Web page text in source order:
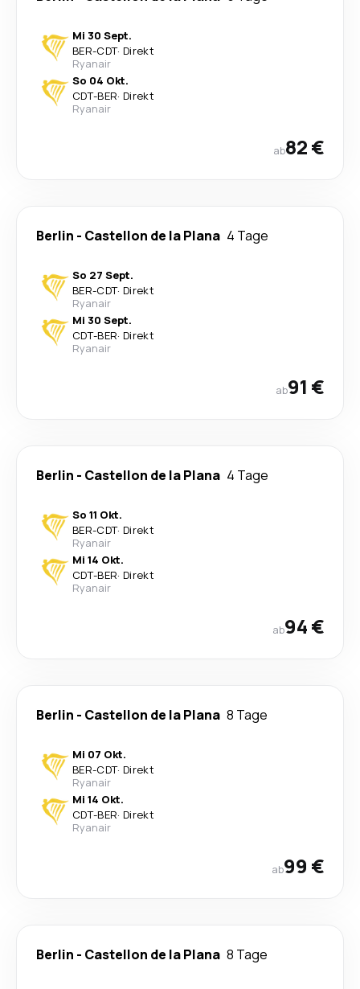
Mi 30 Sept.
BER-CDT· Direkt
Ryanair
So 04 Okt.
CDT-BER· Direkt
Ryanair
ab82 €
Berlin - Castellon de la Plana 4 Tage
So 27 Sept.
BER-CDT· Direkt
Ryanair
Mi 30 Sept.
CDT-BER· Direkt
Ryanair
ab91 €
Berlin - Castellon de la Plana 4 Tage
So 11 Okt.
BER-CDT· Direkt
Ryanair
Mi 14 Okt.
CDT-BER· Direkt
Ryanair
ab94 €
Berlin - Castellon de la Plana 8 Tage
Mi 07 Okt.
BER-CDT· Direkt
Ryanair
Mi 14 Okt.
CDT-BER· Direkt
Ryanair
ab99 €
Berlin - Castellon de la Plana 8 Tage